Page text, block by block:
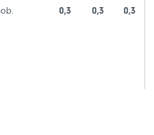
0,3 0,3 0,3